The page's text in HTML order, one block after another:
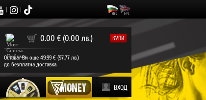
| |
0 0.00 € (0.00 лв.) КУПИ
Остават Ви още 49.99 € (97.77 лв.)
до безплатна доставка.
ВХОД